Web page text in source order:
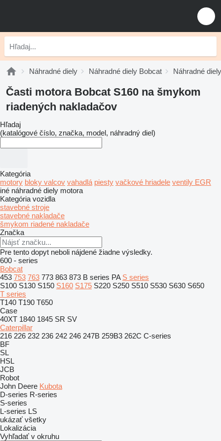
Náhradné diely Náhradné diely Bobcat Náhradné
Časti motora Bobcat S160 na šmykom
riadených nakladačov
Hľadaj
(katalógové číslo, značka, model, náhradný diel)
Kategória
motory bloky valcov vahadlá piesty vačkové hriadele ventily EGR
iné náhradné diely motora
Kategória vozidla
stavebné stroje
stavebné nakladače
šmykom riadené nakladače
Značka
Pre tento dopyt neboli nájdené žiadne výsledky.
600 - series
Bobcat
453 753 763 773 863 873 B series PA S series
S100 S130 S150 S160 S175 S220 S250 S510 S530 S630 S650
T series
T140 T190 T650
Case
40XT 1840 1845 SR SV
Caterpillar
216 226 232 236 242 246 247B 259B3 262C C-series
BF
SL
HSL
JCB
Robot
John Deere Kubota
D-series R-series
S-series
L-series LS
ukázať všetky
Lokalizácia
Vyhľadať v okruhu